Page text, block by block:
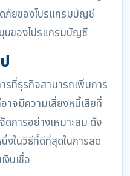
ภัยของโปรแกรมบัญชี
นของโปรแกรมบัญชี
รที่ธุรกิจสามารถเพิ่มการ
าจมีความเสี่ยงหนี้เสียที่
ดการอย่างเหมาะสม ดัง
งในวิธีที่ดีที่สุดในการลด
นเชื่อ